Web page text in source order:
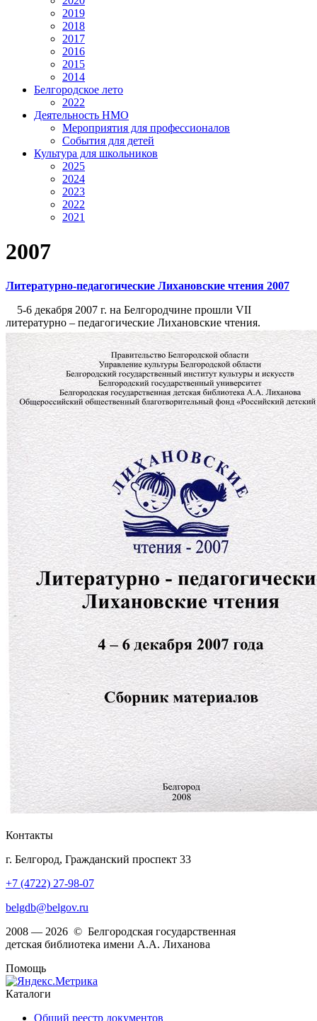
2019
2018
2017
2016
2015
2014
Белгородское лето
2022
Деятельность НМО
Мероприятия для профессионалов
События для детей
Культура для школьников
2025
2024
2023
2022
2021
2007
Литературно-педагогические Лихановские чтения 2007
5-6 декабря 2007 г. на Белгородчине прошли VII
литературно – педагогические Лихановские чтения.
Контакты
г. Белгород, Гражданский проспект 33
+7 (4722) 27-98-07
belgdb@belgov.ru
2008 — 2026 © Белгородская государственная
детская библиотека имени А.А. Лиханова
Помощь
Каталоги
Общий реестр документов